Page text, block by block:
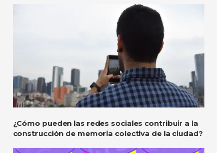
¿Cómo pueden las redes sociales contribuir a la
construcción de memoria colectiva de la ciudad?